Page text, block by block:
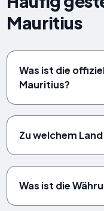
Mauritius
Was ist die
Mauritius?
Zu welchem
Was ist die